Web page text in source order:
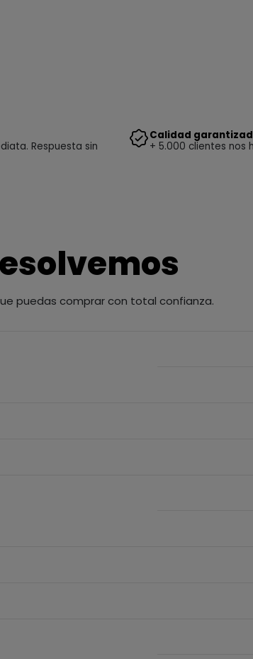
Respuesta sin
Calidad
+ 5.000 clientes nos
puedas comprar con total confianza.